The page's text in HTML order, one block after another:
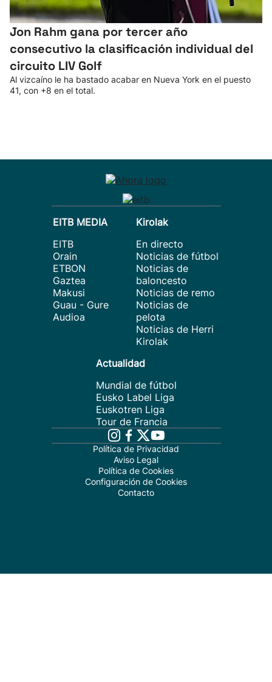
Jon Rahm gana por tercer año
consecutivo la clasificación individual del
circuito LIV Golf
Al vizcaíno le ha bastado acabar en Nueva York en el puesto
41, con +8 en el total.
EITB MEDIA
EITB
Orain
ETBON
Gaztea
Makusi
Guau - Gure
Audioa
Kirolak
En directo
Noticias de fútbol
Noticias de
baloncesto
Noticias de remo
Noticias de
pelota
Noticias de Herri
Kirolak
Actualidad
Mundial de fútbol
Eusko Label Liga
Euskotren Liga
Tour de Francia
Política de Privacidad
Aviso Legal
Política de Cookies
Configuración de Cookies
Contacto